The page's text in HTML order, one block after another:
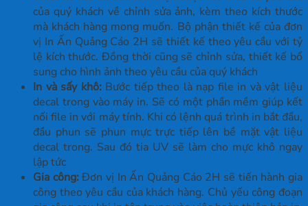
của quý khách về chỉnh sửa ảnh, kèm theo kích thước
mà khách hàng mong muốn. Bộ phận thiết kế của đơn
vị In Ấn Quảng Cáo 2H sẽ thiết kế theo yêu cầu với tỷ
lệ kích thước. Đồng thời cũng sẽ chỉnh sửa, thiết kế bổ
sung cho hình ảnh theo yêu cầu của quý khách
In và sấy khô: Bước tiếp theo là nạp file in và vật liệu
decal trong vào máy in. Sẽ có một phần mềm giúp kết
nối file in với máy tính. Khi có lệnh quá trình in bắt đầu,
đầu phun sẽ phun mực trực tiếp lên bề mặt vật liệu
decal trong. Sau đó tia UV sẽ làm cho mực khô ngay
lập tức
Gia công:Đơn vị In Ấn Quảng Cáo 2H sẽ tiến hành gia
công theo yêu cầu của khách hàng. Chủ yếu công đoạn